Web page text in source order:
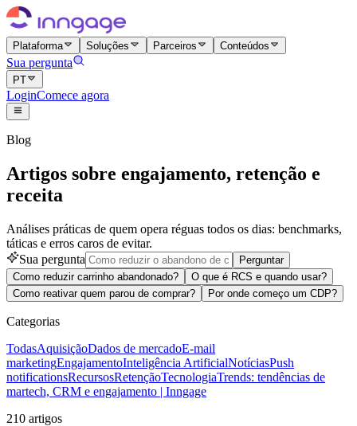
Plataforma Soluções Parceiros Conteúdos
Sua pergunta
PT
LoginComece agora
Blog
Artigos sobre engajamento, retenção e
receita
Análises práticas de quem opera réguas todos os dias: benchmarks,
táticas e erros caros de evitar.
Sua pergunta
Perguntar
Como reduzir carrinho abandonado?
O que é RCS e quando usar?
Como reativar quem parou de comprar?
Por onde começo um CDP?
Categorias
TodasAquisiçãoDados de mercadoE-mail
marketingEngajamentoInteligência ArtificialNotíciasPush
notificationsRecursosRetençãoTecnologiaTrends: tendências de
martech, CRM e engajamento | Inngage
210 artigos